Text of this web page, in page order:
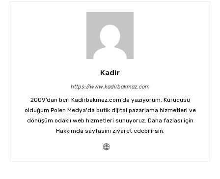
Kadir
https://www.kadirbakmaz.com
2009’dan beri Kadirbakmaz.com’da yazıyorum. Kurucusu
olduğum Polen Medya'da butik dijital pazarlama hizmetleri ve
dönüşüm odaklı web hizmetleri sunuyoruz. Daha fazlası için
Hakkımda sayfasını ziyaret edebilirsin.